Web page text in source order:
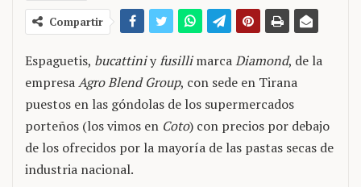
Compartir
Espaguetis, bucattiniyfusillimarcaDiamond, de la
empresaAgro Blend Group, con sede en Tirana
puestos en las góndolas de los supermercados
porteños (los vimos en Coto) con precios por debajo
de los ofrecidos por la mayoría de las pastas secas de
industria nacional.